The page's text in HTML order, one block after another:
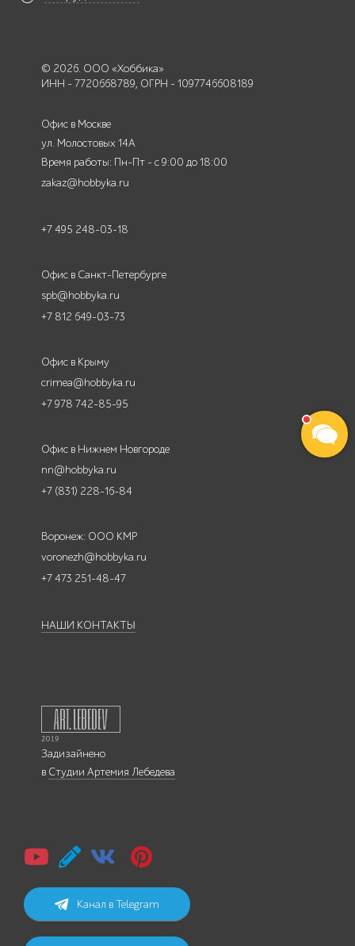
© 2026. ООО «Хоббика»
ИНН - 7720668789, ОГРН - 1097746608189
Офис в Москве
ул. Молостовых 14А
Время работы: Пн-Пт - с 9:00 до 18:00
zakaz@hobbyka.ru
+7 495 248-03-18
Офис в Санкт-Петербурге
spb@hobbyka.ru
+7 812 649-03-73
Офис в Крыму
crimea@hobbyka.ru
+7 978 742-85-95
Офис в Нижнем Новгороде
nn@hobbyka.ru
+7 (831) 228-16-84
Воронеж: ООО КМР
voronezh@hobbyka.ru
+7 473 251-48-47
НАШИ КОНТАКТЫ
Задизайнено
в Студии Артемия Лебедева
Канал в Telegram